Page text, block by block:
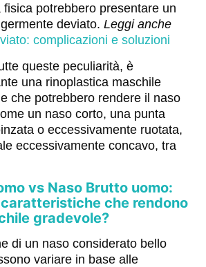
fisica potrebbero presentare un
deviato. Leggi anche
complicazioni e soluzioni
queste peculiarità, è
una rinoplastica maschile
che potrebbero rendere il naso
un naso corto, una punta
o eccessivamente ruotata,
eccessivamente concavo, tra
vs Naso Brutto uomo:
che rendono
gradevole?
di un naso considerato bello
variare in base alle